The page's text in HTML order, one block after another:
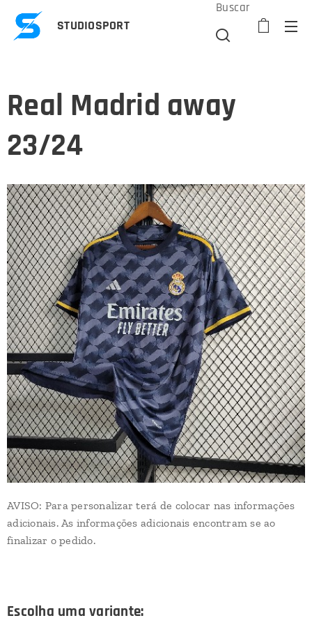
STUDIOSPORT
Buscar
Real Madrid away
23/24
AVISO: Para personalizar terá de colocar nas informações
adicionais. As informações adicionais encontram se ao
finalizar o pedido.
Escolha uma variante: